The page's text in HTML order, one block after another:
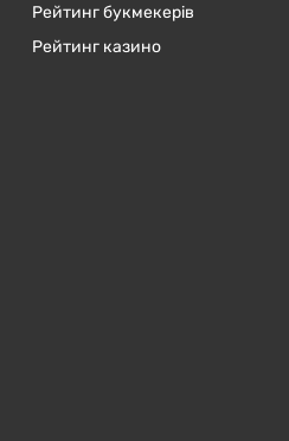
Рейтинг букмекерів
Рейтинг казино